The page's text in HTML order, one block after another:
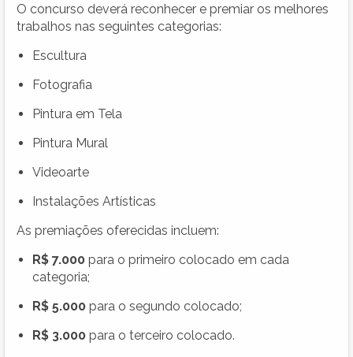
O concurso deverá reconhecer e premiar os melhores
trabalhos nas seguintes categorias:
Escultura
Fotografia
Pintura em Tela
Pintura Mural
Videoarte
Instalações Artísticas
As premiações oferecidas incluem:
R$ 7.000 para o primeiro colocado em cada
categoria;
R$ 5.000 para o segundo colocado;
R$ 3.000 para o terceiro colocado.